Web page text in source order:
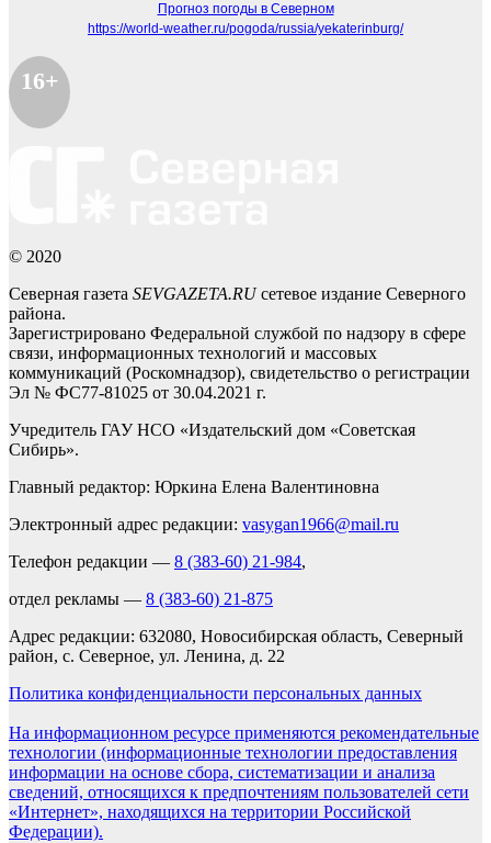
Прогноз погоды в Северном
https://world-weather.ru/pogoda/russia/yekaterinburg/
16+
© 2020
Северная газета SEVGAZETA.RUсетевое издание Северного
района.
Зарегистрировано Федеральной службой по надзору в сфере
связи, информационных технологий и массовых
коммуникаций (Роскомнадзор), свидетельство о регистрации
Эл № ФС77-81025 от 30.04.2021 г.
Учредитель ГАУ НСО «Издательский дом «Советская
Сибирь».
Главный редактор: Юркина Елена Валентиновна
Электронный адрес редакции: vasygan1966@mail.ru
Телефон редакции — 8 (383-60) 21-984,
отдел рекламы — 8 (383-60) 21-875
Адрес редакции: 632080, Новосибирская область, Северный
район, с. Северное, ул. Ленина, д. 22
Политика конфиденциальности персональных данных
На информационном ресурсе применяются рекомендательные
технологии (информационные технологии предоставления
информации на основе сбора, систематизации и анализа
сведений, относящихся к предпочтениям пользователей сети
«Интернет», находящихся на территории Российской
Федерации).